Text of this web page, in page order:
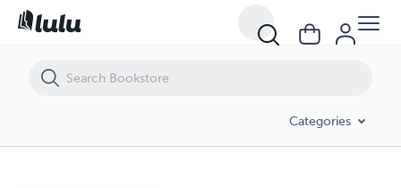
Categories
Kiezen en gekozen worden